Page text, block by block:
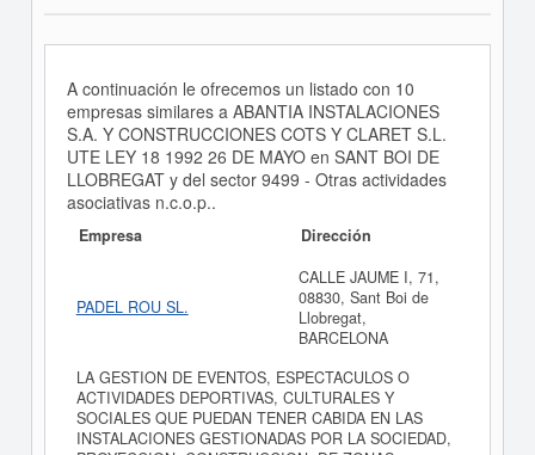
A continuación le ofrecemos un listado con 10
empresas similares a ABANTIA INSTALACIONES
S.A. Y CONSTRUCCIONES COTS Y CLARET S.L.
UTE LEY 18 1992 26 DE MAYO en SANT BOI DE
LLOBREGAT y del sector 9499 - Otras actividades
asociativas n.c.o.p..
Empresa Dirección
PADEL ROU SL.
CALLE JAUME I, 71,
08830, Sant Boi de
Llobregat,
BARCELONA
LA GESTION DE EVENTOS, ESPECTACULOS O
ACTIVIDADES DEPORTIVAS, CULTURALES Y
SOCIALES QUE PUEDAN TENER CABIDA EN LAS
INSTALACIONES GESTIONADAS POR LA SOCIEDAD,